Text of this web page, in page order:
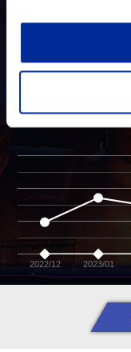
2022/12 2023/01